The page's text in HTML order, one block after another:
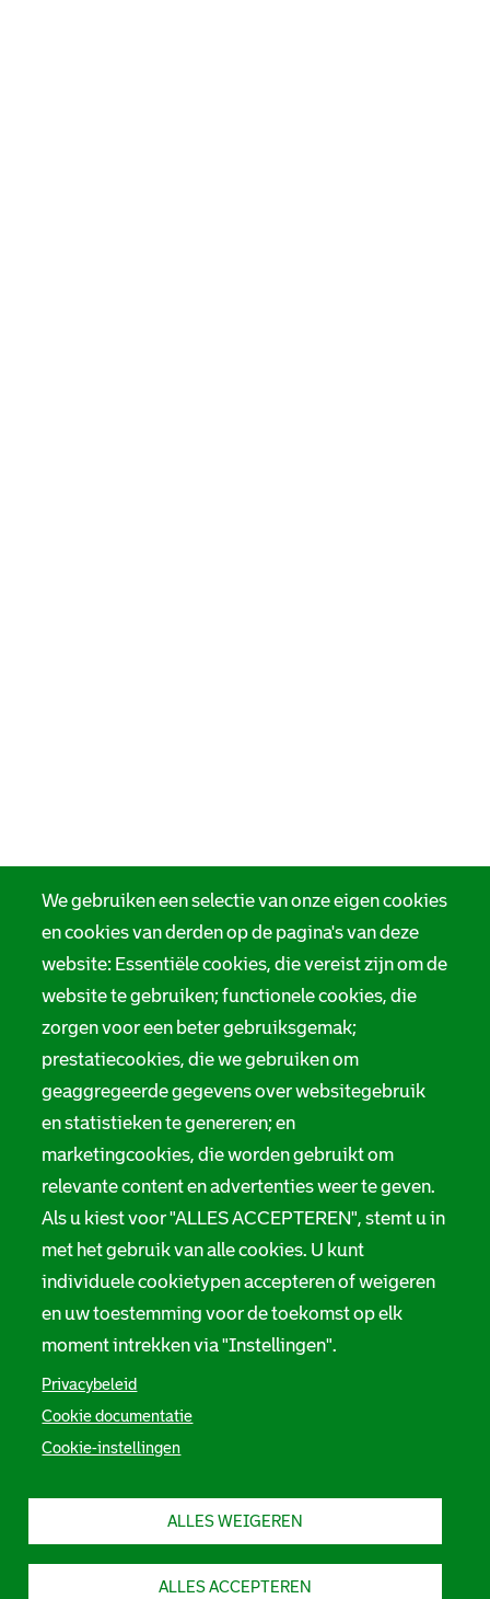
We gebruiken een selectie van onze eigen cookies
en cookies van derden op de pagina's van deze
website: Essentiële cookies, die vereist zijn om de
website te gebruiken; functionele cookies, die
zorgen voor een beter gebruiksgemak;
prestatiecookies, die we gebruiken om
geaggregeerde gegevens over websitegebruik
en statistieken te genereren; en
marketingcookies, die worden gebruikt om
relevante content en advertenties weer te geven.
Als u kiest voor "ALLES ACCEPTEREN", stemt u in
met het gebruik van alle cookies. U kunt
individuele cookietypen accepteren of weigeren
en uw toestemming voor de toekomst op elk
moment intrekken via "Instellingen".
Privacybeleid
Cookie documentatie
Cookie-instellingen
ALLES WEIGEREN
ALLES ACCEPTEREN